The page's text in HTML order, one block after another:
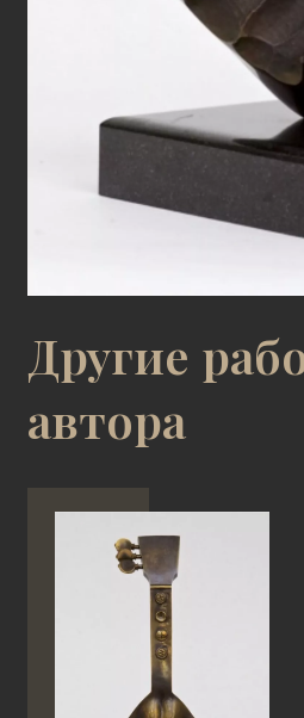
Другие
автора